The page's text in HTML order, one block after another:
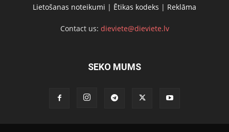
Lietošanas noteikumi | Ētikas kodeks | Reklāma
Contact us: dieviete@dieviete.lv
SEKO MUMS